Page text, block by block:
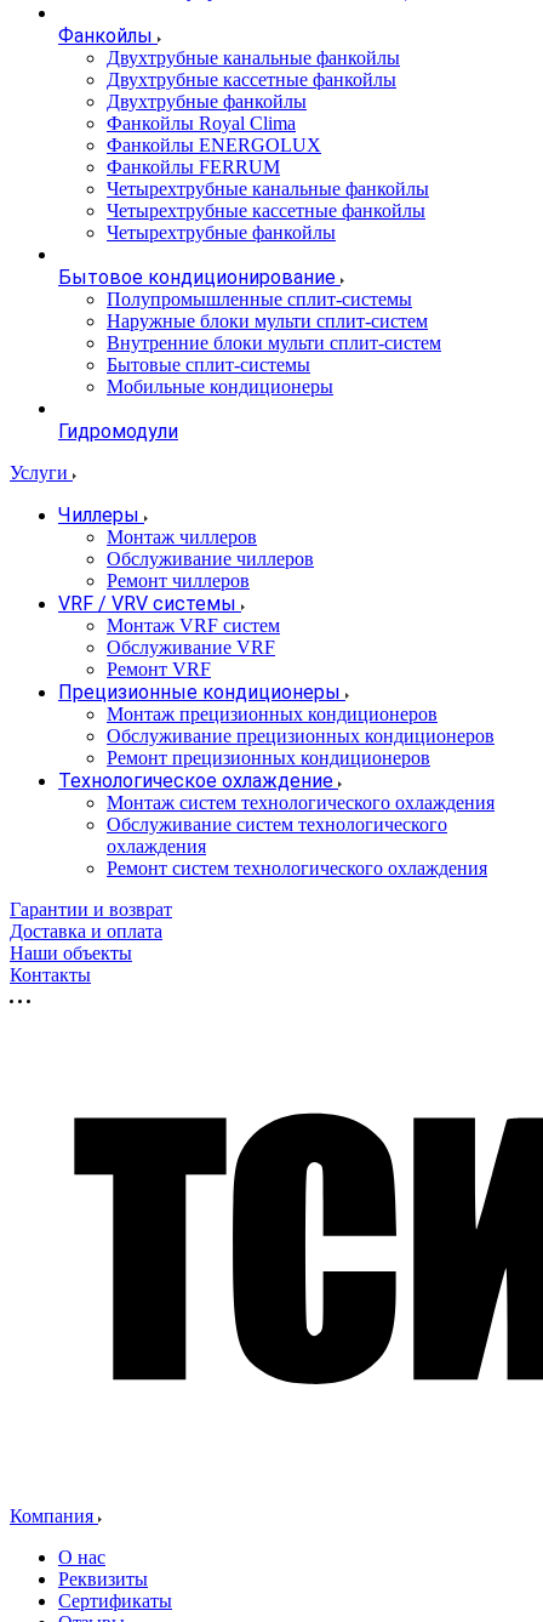
Фанкойлы
Двухтрубные канальные фанкойлы
Двухтрубные кассетные фанкойлы
Двухтрубные фанкойлы
Фанкойлы Royal Clima
Фанкойлы ENERGOLUX
Фанкойлы FERRUM
Четырехтрубные канальные фанкойлы
Четырехтрубные кассетные фанкойлы
Четырехтрубные фанкойлы
Бытовое кондиционирование
Полупромышленные сплит-системы
Наружные блоки мульти сплит-систем
Внутренние блоки мульти сплит-систем
Бытовые сплит-системы
Мобильные кондиционеры
Гидромодули
Услуги
Чиллеры
Монтаж чиллеров
Обслуживание чиллеров
Ремонт чиллеров
VRF / VRV системы
Монтаж VRF систем
Обслуживание VRF
Ремонт VRF
Прецизионные кондиционеры
Монтаж прецизионных кондиционеров
Обслуживание прецизионных кондиционеров
Ремонт прецизионных кондиционеров
Технологическое охлаждение
Монтаж систем технологического охлаждения
Обслуживание систем технологического
охлаждения
Ремонт систем технологического охлаждения
Гарантии и возврат
Доставка и оплата
Наши объекты
Контакты
Компания
О нас
Реквизиты
Сертификаты